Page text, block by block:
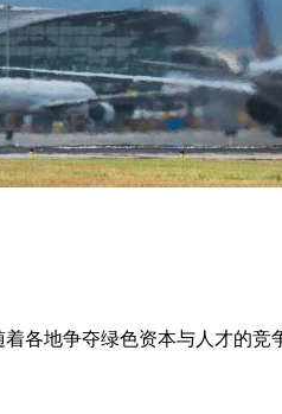
各地争夺绿色资本与人才的